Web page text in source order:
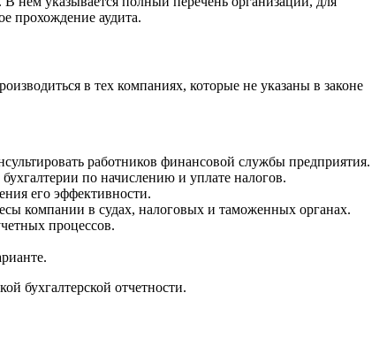
прохождение аудита.
в тех компаниях, которые не указаны в законе
работников финансовой службы предприятия.
по начислению и уплате налогов.
его эффективности.
компании в судах, налоговых и таможенных органах.
процессов.
бухгалтерской отчетности.